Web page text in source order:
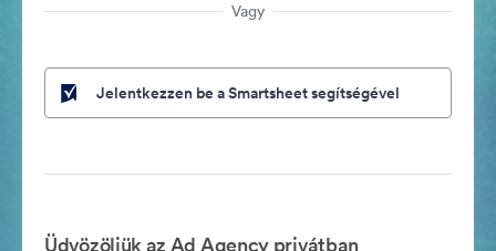
Vagy
Jelentkezzen be a Smartsheet segítségével
Üdvözöljük az Ad Agency privátban